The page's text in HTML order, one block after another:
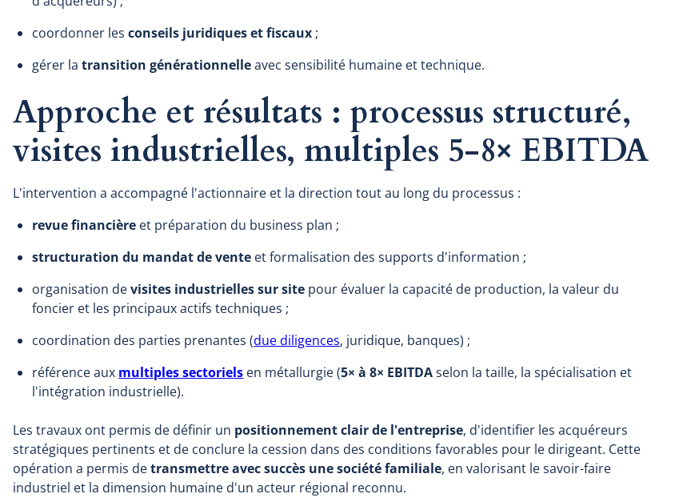
coordonner lesconseils juridiques et fiscaux ;
gérer latransition générationnelleavec sensibilité humaine et technique.
Approche et résultats : processus structuré,
visites industrielles, multiples 5-8× EBITDA
L'intervention a accompagné l'actionnaire et la direction tout au long du processus :
revue financière et préparation du business plan ;
structuration du mandat de vente et formalisation des supports d'information ;
organisation devisites industrielles sur site pour évaluer la capacité de production, la valeur du
foncier et les principaux actifs techniques ;
coordination des parties prenantes (due diligences, juridique, banques) ;
référence aux multiples sectoriels en métallurgie (5× à 8× EBITDAselon la taille, la spécialisation et
l'intégration industrielle).
Les travaux ont permis de définir un positionnement clair de l'entreprise, d'identifier les acquéreurs
stratégiques pertinents et de conclure la cession dans des conditions favorables pour le dirigeant. Cette
opération a permis detransmettre avec succès une société familiale, en valorisant le savoir-faire
industriel et la dimension humaine d'un acteur régional reconnu.